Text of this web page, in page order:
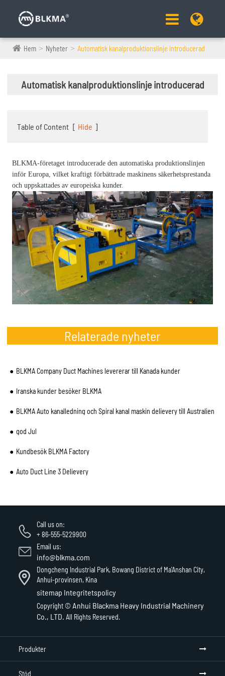
Hem Nyheter Automatisk kanalproduktionslinje introducerad
Automatisk kanalproduktionslinje introducerad
Table of Content [ Hide ]
BLKMA-företaget introducerade den automatiska produktionslinjen
inför Europa, vilket kraftigt förbättrade maskinens säkerhetsprestanda
och uppskattades av europeiska kunder.
Relaterade nyheter
BLKMA Company Duct Machines levererar till Kanada kunder
Iranska kunder besöker BLKMA
BLKMA Auto kanalledning och Spiral kanal maskin delievery till Australien
god Jul
Kundbesök BLKMA Factory
Auto Duct Line 3 Delievery
Call us on:
+ 86-555-5229900
Email us:
info@blkma.com
Dongcheng Industrial Park, Bowang District of Ma'Anshan City,
Anhui-provinsen, Kina
sitemap Integritetspolicy
Copyright © Anhui Blackma Heavy Industrial Machinery
Co., LTD. All Rights Reserved.
Produkter
Stöd